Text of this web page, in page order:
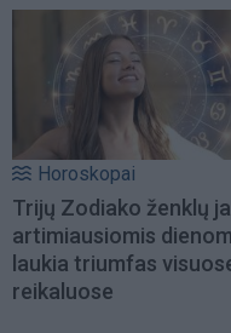
Horoskopai
Trijų Zodiako ženklų
artimiausiomis
laukia triumfas
reikaluose